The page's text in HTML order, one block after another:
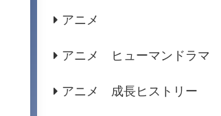
アニメ
アニメ ヒューマンドラマ
アニメ 成長ヒストリー